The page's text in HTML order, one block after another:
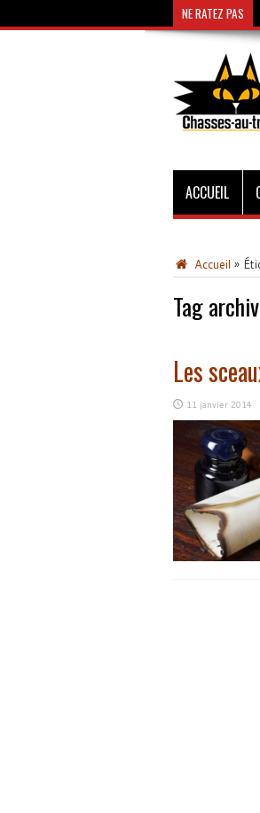
NE RATEZ PAS
ACCUEIL
Accueil »
Tag
Les
11 janvier 2014